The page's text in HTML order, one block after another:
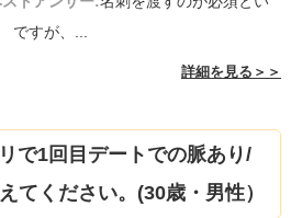
ですが、...
詳細を見る＞＞
で1回目デートでの脈あり/
てください。(30歳・男性）